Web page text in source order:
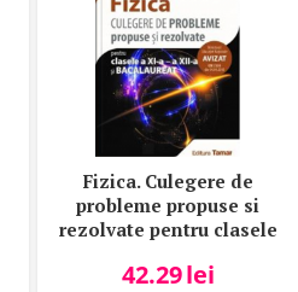
Fizica. Culegere de
probleme propuse si
rezolvate pentru clasele
bacalaureat. Avizata
42.29lei